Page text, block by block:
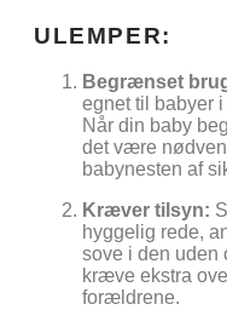
ULEMPER:
Begrænset
egnet til babyer
Når din baby
det være
babynesten af
Kræver tilsyn:
hyggelig rede,
sove i den uden
kræve ekstra
forældrene.